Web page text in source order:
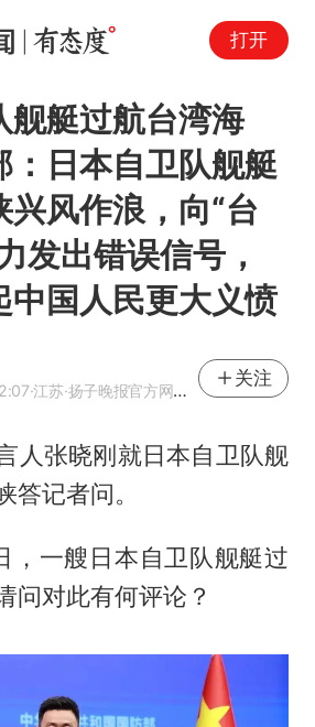
打开
舰艇过航台湾海
：日本自卫队舰艇
兴风作浪，向“台
发出错误信号，
中国人民更大义愤
·江苏·扬子晚报官方网易号
关注
人张晓刚就日本自卫队舰
答记者问。
，一艘日本自卫队舰艇过
问对此有何评论？